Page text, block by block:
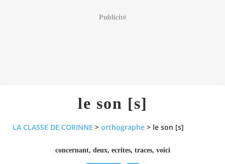
Publicité
le son [s]
LA CLASSE DE CORINNE > orthographe > le son [s]
concernant, deux, ecrites, traces, voici